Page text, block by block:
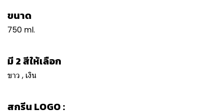
ขนาด
750 ml.
มี 2 สีให้เลือก
ขาว , เงิน
สกรีน LOGO :